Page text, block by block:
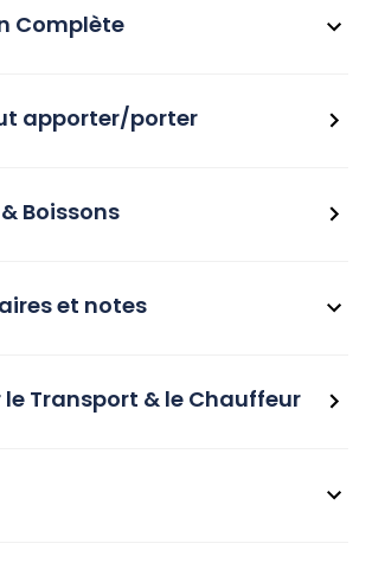
Complète
apporter/porter
Boissons
et notes
le Transport & le Chauffeur